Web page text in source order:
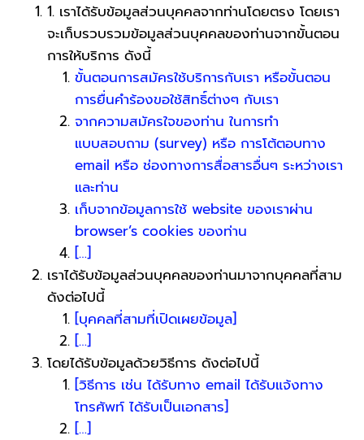
1. เราได้รับข้อมูลส่วนบุคคลจากท่านโดยตรง โดยเรา
จะเก็บรวบรวมข้อมูลส่วนบุคคลของท่านจากขั้นตอน
การให้บริการ ดังนี้
ขั้นตอนการสมัครใช้บริการกับเรา หรือขั้นตอน
การยื่นคำร้องขอใช้สิทธิ์ต่างๆ กับเรา
จากความสมัครใจของท่าน ในการทำ
แบบสอบถาม (survey) หรือ การโต้ตอบทาง
email หรือ ช่องทางการสื่อสารอื่นๆ ระหว่างเรา
และท่าน
เก็บจากข้อมูลการใช้ website ของเราผ่าน
browser’s cookies ของท่าน
[…]
เราได้รับข้อมูลส่วนบุคคลของท่านมาจากบุคคลที่สาม
ดังต่อไปนี้
[บุคคลที่สามที่เปิดเผยข้อมูล]
[…]
โดยได้รับข้อมูลด้วยวิธีการ ดังต่อไปนี้
[วิธีการ เช่น ได้รับทาง email ได้รับแจ้งทาง
โทรศัพท์ ได้รับเป็นเอกสาร]
[…]